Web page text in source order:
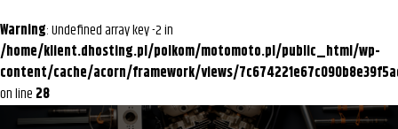
Warning : Undefined array key -2 in
/home/klient.dhosting.pl/polkom/motomoto.pl/public_html/wp-
content/cache/acorn/framework/views/
on line 28